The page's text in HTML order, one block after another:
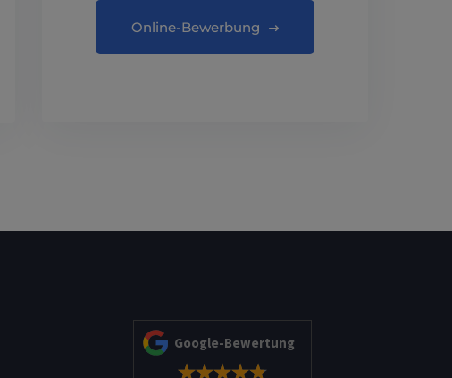
Online-Bewerbung
Google-Bewertung